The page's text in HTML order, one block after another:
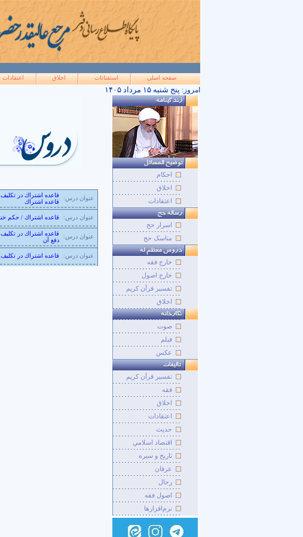
صفحه اصلي استفتائات اخلاق اعتقادات
امروز: ۱۴۰۵ پنج شنبه ۱۵ مرداد
عنوان درس:
قاعده اشتراك در
قاعده اشتراك
عنوان درس: قاعده اشتراك / حكم
عنوان درس:
قاعده اشتراك در
دفع آن
عنوان درس: قاعده اشتراك در
احکام
اخلاق
اعتقادات
اسرار حج
مناسک حج
خارج فقه
خارج اصول
تفسیر قرآن کریم
اخلاق
صوت
فيلم
عکس
تفسير قرآن کريم
فقه
اخلاق
اعتقادات
حديث
اقتصاد اسلامي
تاريخ و سيره
عرفان
رجال
اصول فقه
نرم‌افزارها